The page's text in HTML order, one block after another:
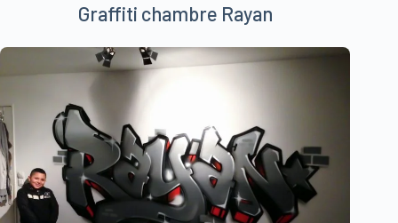
Graffiti chambre Rayan